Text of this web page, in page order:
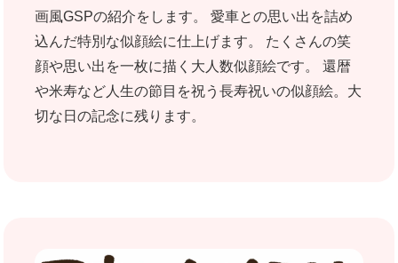
画風GSPの紹介をします。 愛車との思い出を詰め
込んだ特別な似顔絵に仕上げます。 たくさんの笑
顔や思い出を一枚に描く大人数似顔絵です。 還暦
や米寿など人生の節目を祝う長寿祝いの似顔絵。大
切な日の記念に残ります。